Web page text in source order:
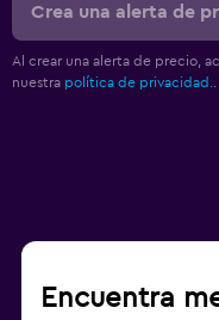
Crea una alerta de
Al crear una alerta de precio,
nuestra política de privacidad.
Encuentra